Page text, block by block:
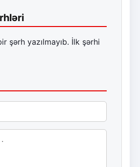
şərh yazılmayıb. İlk şərhi